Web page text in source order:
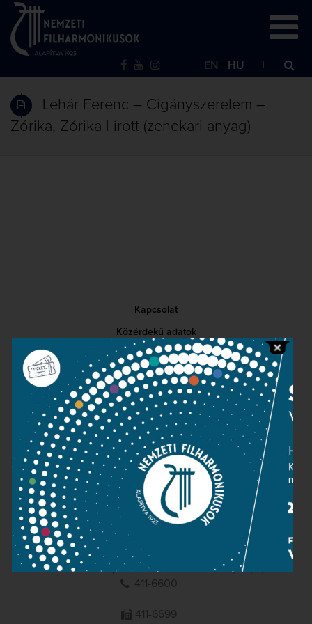
EN HU
Lehár Ferenc – Cigányszerelem –
Zórika, Zórika | írott (zenekari anyag)
Kapcsolat
Közérdekű adatok
Sajtószoba
Adatvédelem
Impresszum
NEMZETI
FILHARMONIKUSOK
1095 Budapest, Komor Marcell u. 1. (Müpa)
411-6600
411-6699